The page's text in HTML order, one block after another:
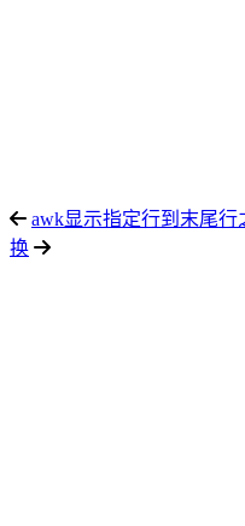
awk显示指定行到末尾行
换